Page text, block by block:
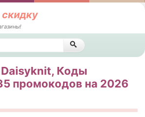
Коды
промокодов на 2026